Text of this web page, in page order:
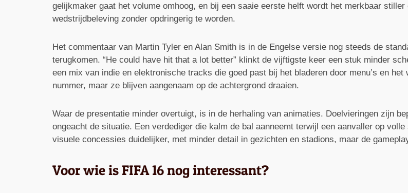
gelijkmaker gaat het volume omhoog, en bij een saaie eerste helft wordt het merkbaar
wedstrijdbeleving zonder opdringerig te worden.
Het commentaar van Martin Tyler en Alan Smith is in de Engelse versie nog steeds de
terugkomen. “He could have hit that a lot better” klinkt de vijftigste keer een stuk minder
een mix van indie en elektronische tracks die goed past bij het bladeren door menu’s en
nummer, maar ze blijven aangenaam op de achtergrond draaien.
Waar de presentatie minder overtuigt, is in de herhaling van animaties. Doelvieringen zijn
ongeacht de situatie. Een verdediger die kalm de bal aanneemt terwijl een aanvaller op
visuele concessies duidelijker, met minder detail in gezichten en stadions, maar de
Voor wie is FIFA 16 nog interessant?